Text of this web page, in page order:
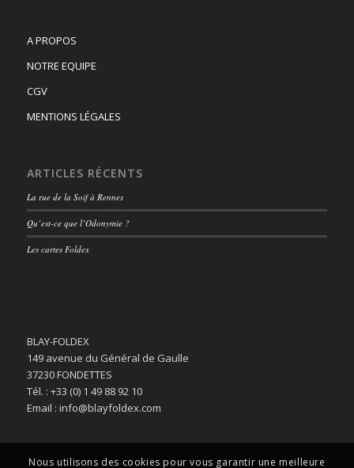
A PROPOS
NOTRE EQUIPE
CGV
MENTIONS LÉGALES
ARTICLES RÉCENTS
La rue de la Soif à Rennes
Qu’est-ce que l’Odonymie ?
Les cartes Foldex
BLAY-FOLDEX
149 avenue du Général de Gaulle
37230 FONDETTES
Tél. : +33 (0) 1 49 88 92 10
Email : info@blayfoldex.com
Nous utilisons des cookies pour vous garantir une meilleure